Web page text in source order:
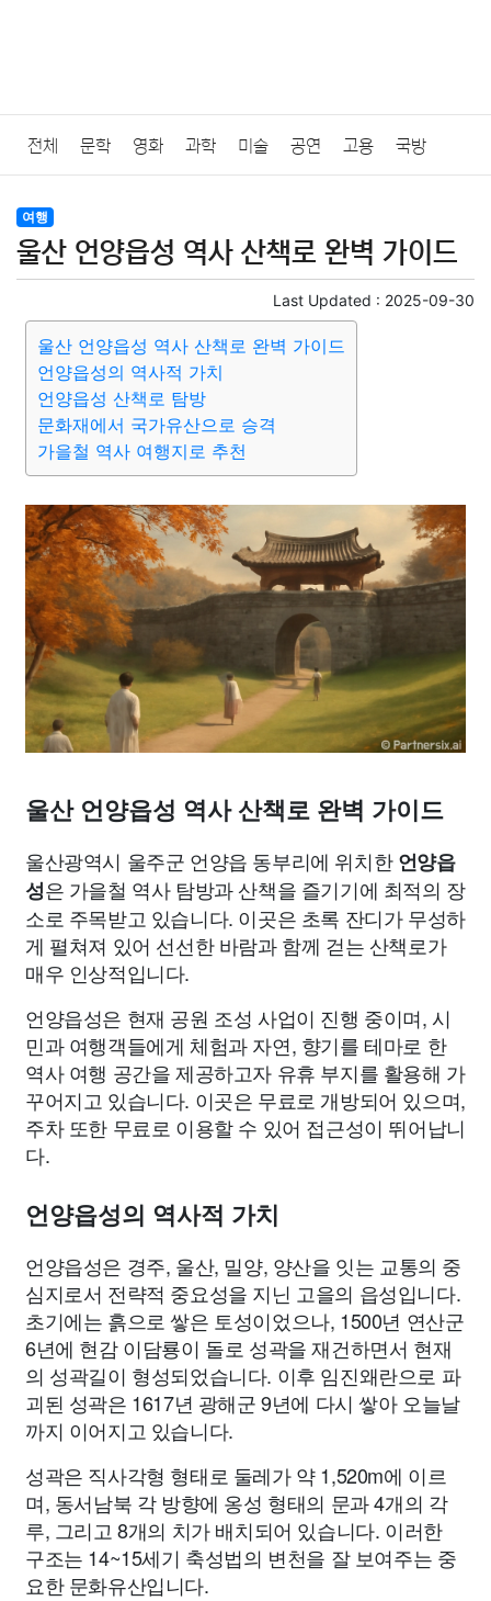
전체 문학 영화 과학 미술 공연 고용 국방
법률
질병 가요 방송 일상 주식 암호화폐 블록체인
결혼 육아 반려동물 패션 미용 증권
요리 상품리뷰 원예 금융
대출 자동차 취미 여행
종교 사회 정치 건강 의료 의학 경제 마케팅
부동산 외국어 교육 교통 생활 기타
여행
울산 언양읍성 역사 산책로 완벽 가이드
Last Updated : 2025-09-30
울산 언양읍성 역사 산책로 완벽 가이드
언양읍성의 역사적 가치
언양읍성 산책로 탐방
문화재에서 국가유산으로 승격
가을철 역사 여행지로 추천
울산 언양읍성 역사 산책로 완벽 가이드
울산광역시 울주군 언양읍 동부리에 위치한언양읍
성은 가을철 역사 탐방과 산책을 즐기기에 최적의 장
소로 주목받고 있습니다. 이곳은 초록 잔디가 무성하
게 펼쳐져 있어 선선한 바람과 함께 걷는 산책로가
매우 인상적입니다.
언양읍성은 현재 공원 조성 사업이 진행 중이며, 시
민과 여행객들에게 체험과 자연, 향기를 테마로 한
역사 여행 공간을 제공하고자 유휴 부지를 활용해 가
꾸어지고 있습니다. 이곳은 무료로 개방되어 있으며,
주차 또한 무료로 이용할 수 있어 접근성이 뛰어납니
다.
언양읍성의 역사적 가치
언양읍성은 경주, 울산, 밀양, 양산을 잇는 교통의 중
심지로서 전략적 중요성을 지닌 고을의 읍성입니다.
초기에는 흙으로 쌓은 토성이었으나, 1500년 연산군
6년에 현감 이담룡이 돌로 성곽을 재건하면서 현재
의 성곽길이 형성되었습니다. 이후 임진왜란으로 파
괴된 성곽은 1617년 광해군 9년에 다시 쌓아 오늘날
까지 이어지고 있습니다.
성곽은 직사각형 형태로 둘레가 약 1,520m에 이르
며, 동서남북 각 방향에 옹성 형태의 문과 4개의 각
루, 그리고 8개의 치가 배치되어 있습니다. 이러한
구조는 14~15세기 축성법의 변천을 잘 보여주는 중
요한 문화유산입니다.